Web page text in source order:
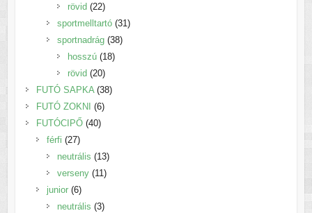
rövid 2222
termék
sportmelltartó 3131
sportnadrág 3838
hosszú 1818
rövid 2020
termék
FUTÓ SAPKA 3838
FUTÓ ZOKNI 66
termék
FUTÓCIPŐ 4040
férfi 2727
termék
neutrális 1313
termék
verseny 1111
junior 66
termék
neutrális 33